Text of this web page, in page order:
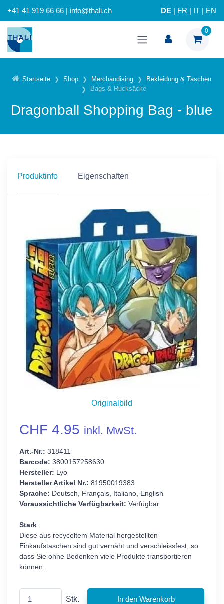
+41 41 919 66 66 | info@thali.ch DE FR IT EN
0
Startseite Shop Merchandising
Bekleidung & Taschen
Bags & Rucksäcke
Dragonball Shopping Bag - blue
Produktinfo Eigenschaften
Originalbild
CHF 4.95 inkl. MwSt.
Art.-Nr.: 318411
Barcode: 3800157258630
Hersteller: Lyo
Hersteller Artikel Nr.: 81950019383
Sprache: Deutsch, Français, Italiano, English
Voraussichtliche Verfügbarkeit: Verfügbar
Stark
Diese aus recyceltem Material hergestellten
Einkaufstaschen sind gut vernäht und verschleissfest, so
dass Sie ohne Bedenken viele Produkte transportieren
können.
Stk.